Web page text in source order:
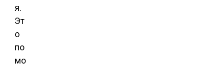
я.
Эт
о
по
мо